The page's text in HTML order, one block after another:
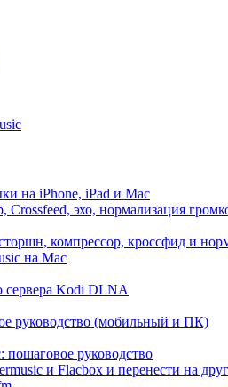
на iPhone, iPad и Mac
эхо, нормализация
компрессор, кроссфид и
на Mac
сервера Kodi DLNA
руководство (мобильный и ПК)
руководство
и Flacbox и перенести на